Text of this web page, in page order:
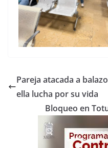
Pareja atacada a
ella lucha por su vida
Bloqueo en